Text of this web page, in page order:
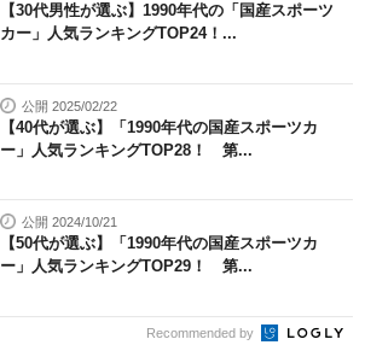
【30代男性が選ぶ】1990年代の「国産スポーツ
カー」人気ランキングTOP24！...
公開 2025/02/22
【40代が選ぶ】「1990年代の国産スポーツカ
ー」人気ランキングTOP28！ 第...
公開 2024/10/21
【50代が選ぶ】「1990年代の国産スポーツカ
ー」人気ランキングTOP29！ 第...
Recommended by